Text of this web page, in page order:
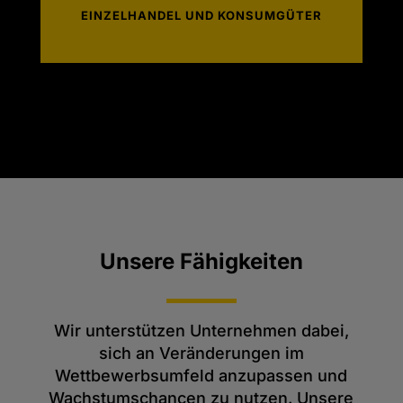
EINZELHANDEL UND KONSUMGÜTER
Unsere Fähigkeiten
Wir unterstützen Unternehmen dabei,
sich an Veränderungen im
Wettbewerbsumfeld anzupassen und
Wachstumschancen zu nutzen. Unsere